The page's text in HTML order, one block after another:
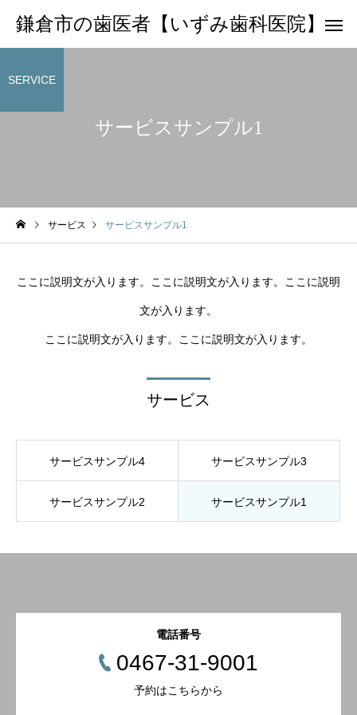
鎌倉市の歯医者【いずみ歯科医院】
サービスサンプル1
SERVICE
サービス サービスサンプル1
ここに説明文が入ります。ここに説明文が入ります。ここに説明
文が入ります。
ここに説明文が入ります。ここに説明文が入ります。
サービス
サービスサンプル4 サービスサンプル3
サービスサンプル2 サービスサンプル1
電話番号
0467-31-9001
予約はこちらから